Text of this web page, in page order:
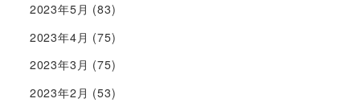
2023年5月 (83)
2023年4月 (75)
2023年3月 (75)
2023年2月 (53)